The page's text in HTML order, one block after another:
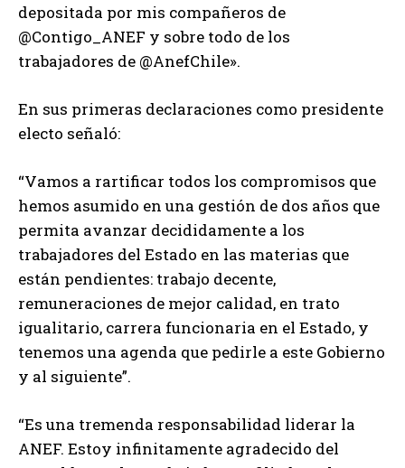
depositada por mis compañeros de
@Contigo_ANEF y sobre todo de los
trabajadores de @AnefChile».
En sus primeras declaraciones como presidente
electo señaló:
“Vamos a rartificar todos los compromisos que
hemos asumido en una gestión de dos años que
permita avanzar decididamente a los
trabajadores del Estado en las materias que
están pendientes: trabajo decente,
remuneraciones de mejor calidad, en trato
igualitario, carrera funcionaria en el Estado, y
tenemos una agenda que pedirle a este Gobierno
y al siguiente”.
“Es una tremenda responsabilidad liderar la
ANEF. Estoy infinitamente agradecido del